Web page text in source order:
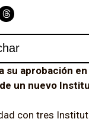
su aprobación
un nuevo
con tres